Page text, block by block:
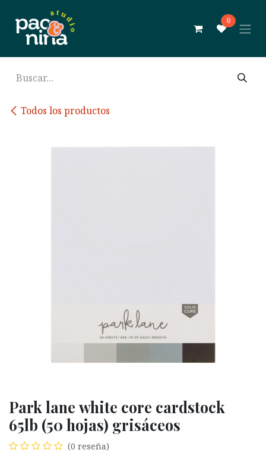
0
Todos los productos
Park lane white core cardstock
65lb (50 hojas) grisáceos
(0 reseña)